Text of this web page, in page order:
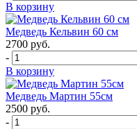
В корзину
Медведь Кельвин 60 см
2700 руб.
-
В корзину
Медведь Мартин 55см
2500 руб.
-